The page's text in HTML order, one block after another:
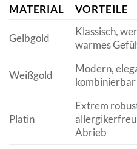
MATERIAL VORTEILE
Gelbgold
Klassisch,
warmes
Weißgold
Modern,
kombinierbar
Platin
Extrem
Abrieb